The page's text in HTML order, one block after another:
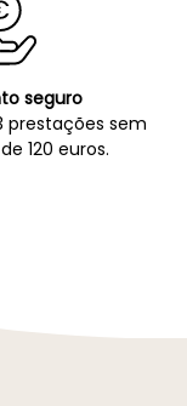
seguro
prestações sem
120 euros.